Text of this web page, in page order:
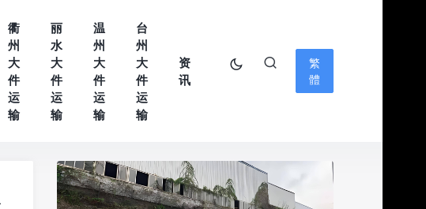
衢
州
大
件
运
输
丽
水
大
件
运
输
温
州
大
件
运
输
台
州
大
件
运
输
资
讯
繁
體